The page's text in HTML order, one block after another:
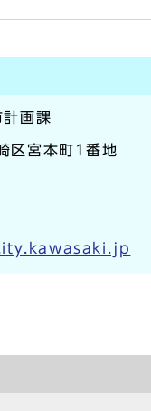
計画課
宮本町1番地